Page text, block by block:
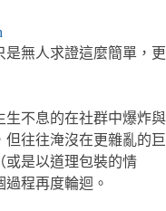
無人求證這麼簡單，更
生不息的在社群中爆炸與
往往淹沒在更雜亂的巨
或是以道理包裝的情
程再度輪迴。